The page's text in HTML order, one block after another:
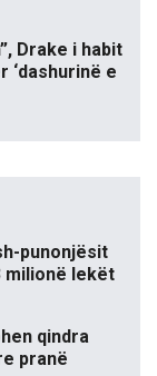
Drake i habit
‘dashurinë e
punonjësit
milionë lekët
qindra
pranë